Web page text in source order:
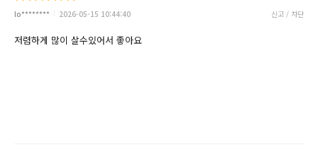
lo******** 2026-05-15 10:44:40 신고 / 차단
저렴하게 많이 살수있어서 좋아요